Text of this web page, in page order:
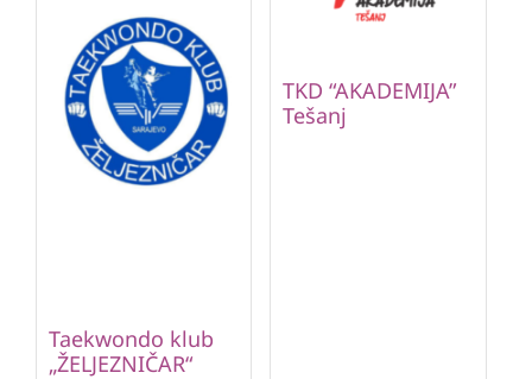
Taekwondo klub
„ŽELJEZNIČAR“
TKD “AKADEMIJA”
Tešanj